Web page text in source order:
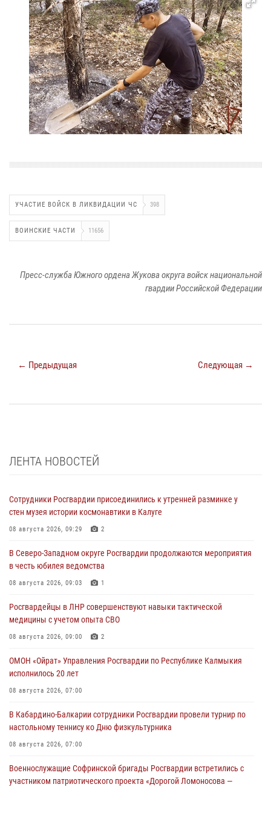
УЧАСТИЕ ВОЙСК В ЛИКВИДАЦИИ ЧС 398
ВОИНСКИЕ ЧАСТИ 11656
Пресс-служба Южного ордена Жукова округа войск национальной
гвардии Российской Федерации
← Предыдущая Следующая →
ЛЕНТА НОВОСТЕЙ
Сотрудники Росгвардии присоединились к утренней разминке у
стен музея истории космонавтики в Калуге
08 августа 2026, 09:29 2
В Северо-Западном округе Росгвардии продолжаются мероприятия
в честь юбилея ведомства
08 августа 2026, 09:03 1
Росгвардейцы в ЛНР совершенствуют навыки тактической
медицины с учетом опыта СВО
08 августа 2026, 09:00 2
ОМОН «Ойрат» Управления Росгвардии по Республике Калмыкия
исполнилось 20 лет
08 августа 2026, 07:00
В Кабардино-Балкарии сотрудники Росгвардии провели турнир по
настольному теннису ко Дню физкультурника
08 августа 2026, 07:00
Военнослужащие Софринской бригады Росгвардии встретились с
участником патриотического проекта «Дорогой Ломоносова —